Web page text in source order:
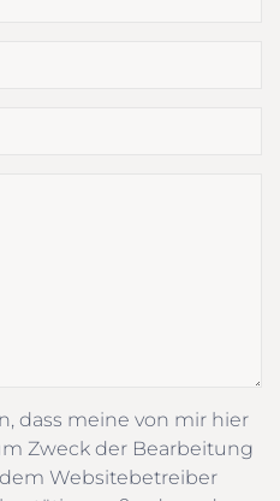
dass meine von mir hier
Zweck der Bearbeitung
Websitebetreiber